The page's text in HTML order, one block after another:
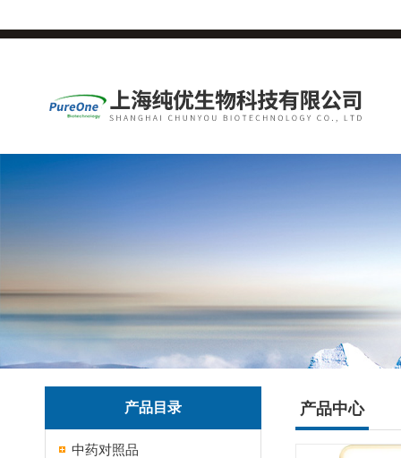
产品目录
中药对照品
产品中心